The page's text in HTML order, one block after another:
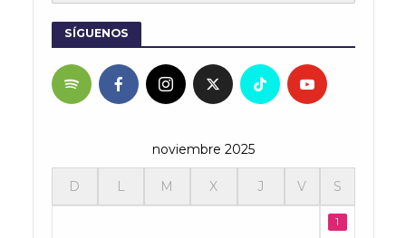
SÍGUENOS
noviembre 2025
D L M X J V S
1